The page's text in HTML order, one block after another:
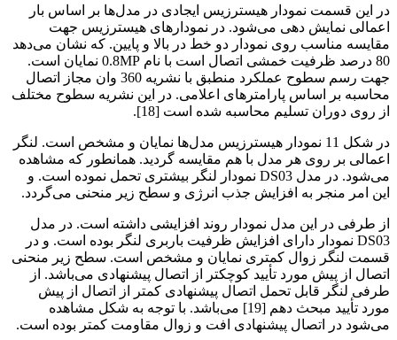
در این قسمت نمودار هیسترزیس ایجادی در مدل‌ها بر اساس بار
اعمالی نمایش دهی می‌شود. در نمودارهای هیسترزیس جهت
مقایسه مناسب روی نمودار دو خط در بالا و پایین. که نشان می‌دهد
80 درصد ظرفیت خمشی اتصال است با نام 0.8MP نمایان است.
جهت رسم سطوح عملکرد منطبق با نشریه 360 وان مجاز اتصال
محاسبه بر اساس پارامترهای اعلامی. در این نشریه سطوح مختلف
از روی دوران تسلیم محاسبه شده است [18].
در شکل 11 نمودار هیسترزیس مدل‌ها نمایان و مشخص است. لنگر
اعمالی بر روی هر مدل با هم مقایسه گردید. همانطور که مشاهده
می‌شود. در مدل DS03 نمودار لنگر بیشتری تحمل نموده است. و
این امر منجر به افزایش جذب انرژی و سطح زیر منحنی می‌گردد.
از طرفی در این مدل نمودار روند افزایشی داشته است. در مدل
DS03 نمودار دارای افزایش ظرفیت باربری لنگر بوده است. و در
قسمت لنگر زوال کمتری نمایان و مشخص است. سطح زیر منحنی
اتصال از پیش مورد تأیید کوچکتر از اتصال پیشنهادی می‌باشد. از
طرفی لنگر قابل تحمل اتصال پیشنهادی کمتر از اتصال از پیش
مورد تأیید مبحث دهم [19] می‌باشد. با توجه به شکل مشاهده
می‌شود در اتصال پیشنهادی افت و زوال مقاومت کمتر بوده است.